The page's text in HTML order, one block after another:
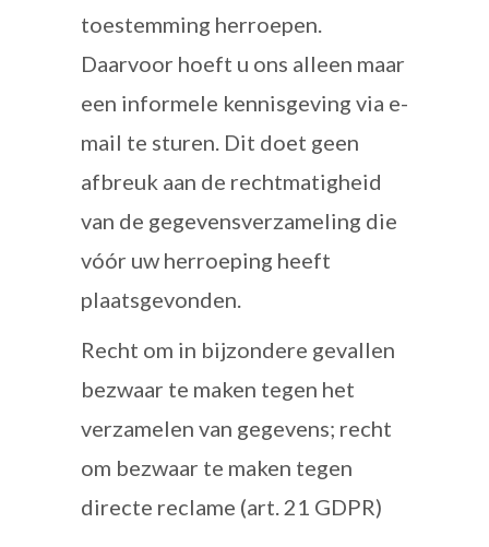
toestemming herroepen.
Daarvoor hoeft u ons alleen maar
een informele kennisgeving via e-
mail te sturen. Dit doet geen
afbreuk aan de rechtmatigheid
van de gegevensverzameling die
vóór uw herroeping heeft
plaatsgevonden.
Recht om in bijzondere gevallen
bezwaar te maken tegen het
verzamelen van gegevens; recht
om bezwaar te maken tegen
directe reclame (art. 21 GDPR)